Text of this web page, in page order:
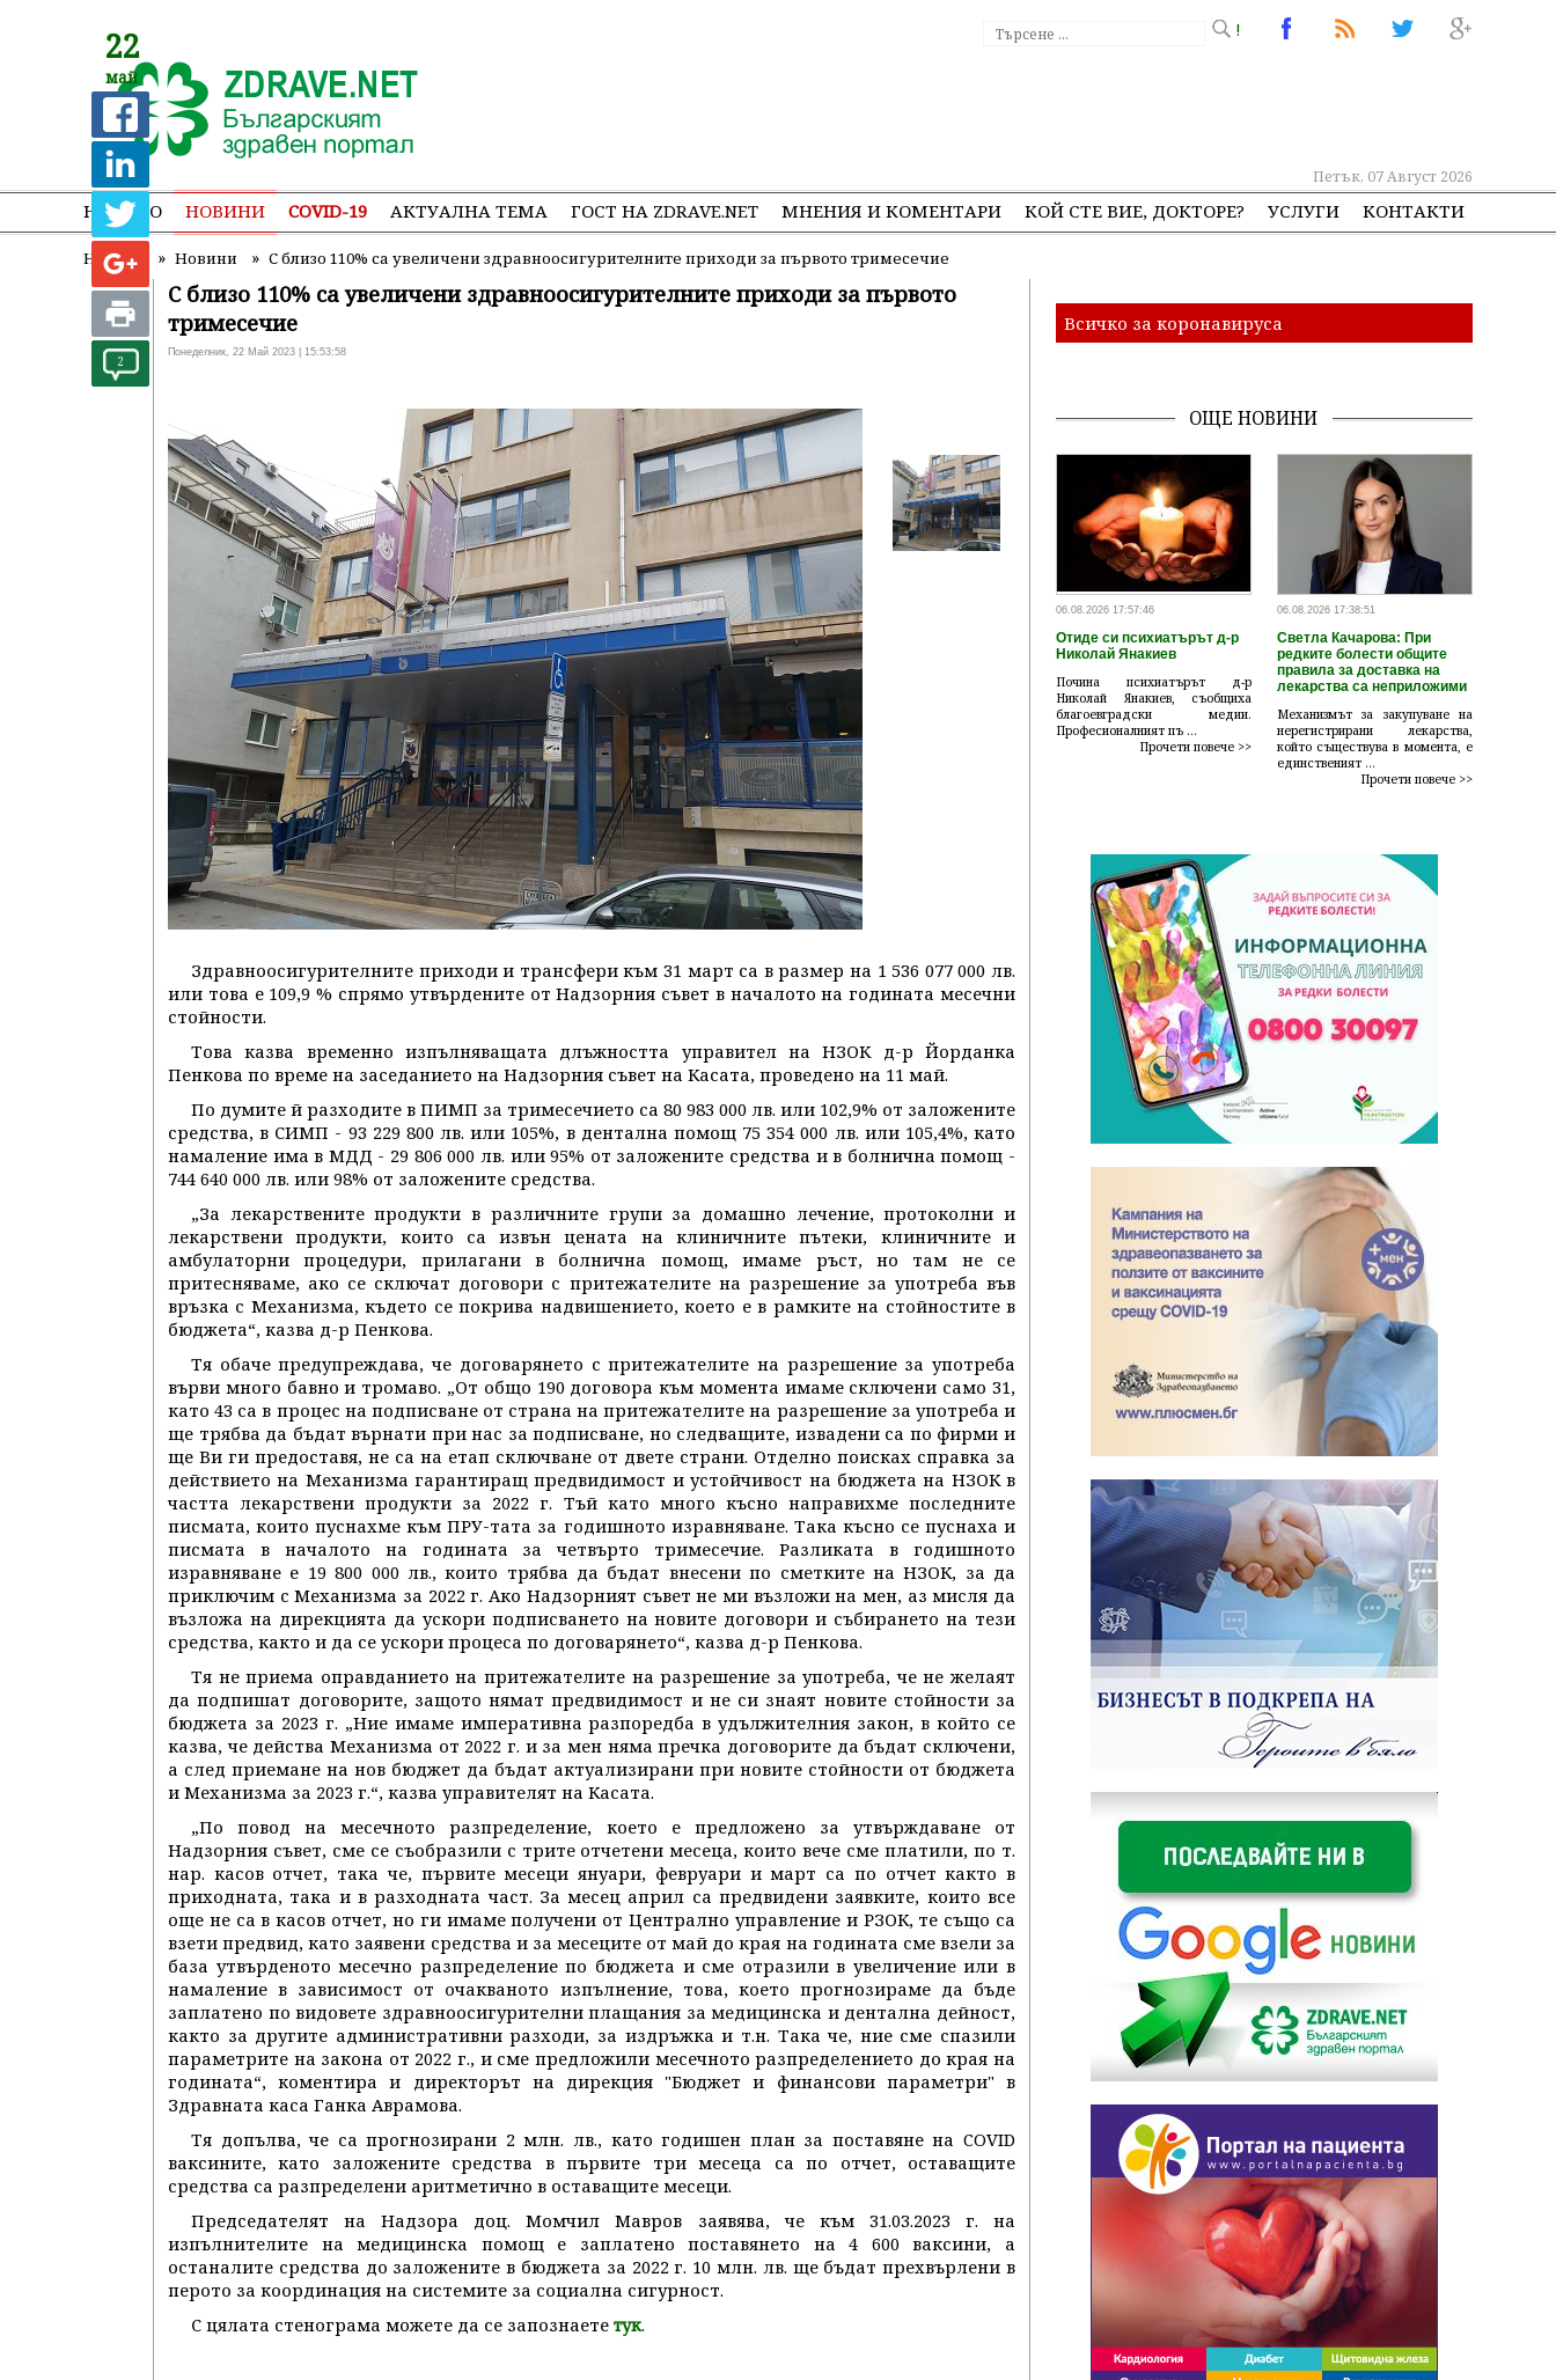
!
Петък, 07 Август 2026
НАЧАЛО НОВИНИ COVID-19 АКТУАЛНА ТЕМА ГОСТ НА ZDRAVE.NET МНЕНИЯ И КОМЕНТАРИ КОЙ СТЕ ВИЕ, ДОКТОРЕ? УСЛУГИ КОНТАКТИ
Начало » Новини » С близо 110% са увеличени здравноосигурителните приходи за първото тримесечие
22
май
2
С близо 110% са увеличени здравноосигурителните приходи за първото
тримесечие
Понеделник, 22 Май 2023 | 15:53:58
Здравноосигурителните приходи и трансфери към 31 март са в размер на 1 536 077 000 лв.
или това е 109,9 % спрямо утвърдените от Надзорния съвет в началото на годината месечни
стойности.
Това казва временно изпълняващата длъжността управител на НЗОК д-р Йорданка
Пенкова по време на заседанието на Надзорния съвет на Касата, проведено на 11 май.
По думите й разходите в ПИМП за тримесечието са 80 983 000 лв. или 102,9% от заложените
средства, в СИМП - 93 229 800 лв. или 105%, в дентална помощ 75 354 000 лв. или 105,4%, като
намаление има в МДД - 29 806 000 лв. или 95% от заложените средства и в болнична помощ -
744 640 000 лв. или 98% от заложените средства.
„За лекарствените продукти в различните групи за домашно лечение, протоколни и
лекарствени продукти, които са извън цената на клиничните пътеки, клиничните и
амбулаторни процедури, прилагани в болнична помощ, имаме ръст, но там не се
притесняваме, ако се сключат договори с притежателите на разрешение за употреба във
връзка с Механизма, където се покрива надвишението, което е в рамките на стойностите в
бюджета“, казва д-р Пенкова.
Тя обаче предупреждава, че договарянето с притежателите на разрешение за употреба
върви много бавно и тромаво. „От общо 190 договора към момента имаме сключени само 31,
като 43 са в процес на подписване от страна на притежателите на разрешение за употреба и
ще трябва да бъдат върнати при нас за подписване, но следващите, извадени са по фирми и
ще Ви ги предоставя, не са на етап сключване от двете страни. Отделно поисках справка за
действието на Механизма гарантиращ предвидимост и устойчивост на бюджета на НЗОК в
частта лекарствени продукти за 2022 г. Тъй като много късно направихме последните
писмата, които пуснахме към ПРУ-тата за годишното изравняване. Така късно се пуснаха и
писмата в началото на годината за четвърто тримесечие. Разликата в годишното
изравняване е 19 800 000 лв., които трябва да бъдат внесени по сметките на НЗОК, за да
приключим с Механизма за 2022 г. Ако Надзорният съвет не ми възложи на мен, аз мисля да
възложа на дирекцията да ускори подписването на новите договори и събирането на тези
средства, както и да се ускори процеса по договарянето“, казва д-р Пенкова.
Тя не приема оправданието на притежателите на разрешение за употреба, че не желаят
да подпишат договорите, защото нямат предвидимост и не си знаят новите стойности за
бюджета за 2023 г. „Ние имаме императивна разпоредба в удължителния закон, в който се
казва, че действа Механизма от 2022 г. и за мен няма пречка договорите да бъдат сключени,
а след приемане на нов бюджет да бъдат актуализирани при новите стойности от бюджета
и Механизма за 2023 г.“, казва управителят на Касата.
„По повод на месечното разпределение, което е предложено за утвърждаване от
Надзорния съвет, сме се съобразили с трите отчетени месеца, които вече сме платили, по т.
нар. касов отчет, така че, първите месеци януари, февруари и март са по отчет както в
приходната, така и в разходната част. За месец април са предвидени заявките, които все
още не са в касов отчет, но ги имаме получени от Централно управление и РЗОК, те също са
взети предвид, като заявени средства и за месеците от май до края на годината сме взели за
база утвърденото месечно разпределение по бюджета и сме отразили в увеличение или в
намаление в зависимост от очакваното изпълнение, това, което прогнозираме да бъде
заплатено по видовете здравноосигурителни плащания за медицинска и дентална дейност,
както за другите административни разходи, за издръжка и т.н. Така че, ние сме спазили
параметрите на закона от 2022 г., и сме предложили месечното разпределението до края на
годината“, коментира и директорът на дирекция "Бюджет и финансови параметри" в
Здравната каса Ганка Аврамова.
Тя допълва, че са прогнозирани 2 млн. лв., като годишен план за поставяне на COVID
ваксините, като заложените средства в първите три месеца са по отчет, оставащите
средства са разпределени аритметично в оставащите месеци.
Председателят на Надзора доц. Момчил Мавров заявява, че към 31.03.2023 г. на
изпълнителите на медицинска помощ е заплатено поставянето на 4 600 ваксини, а
останалите средства до заложените в бюджета за 2022 г. 10 млн. лв. ще бъдат прехвърлени в
перото за координация на системите за социална сигурност.
С цялата стенограма можете да се запознаете тук.
Всичко за коронавируса
ОЩЕ НОВИНИ
06.08.2026 17:57:46
Отиде си психиатърът д-р
Николай Янакиев
Почина психиатърът д-р
Николай Янакиев, съобщиха
благоевградски медии.
Професионалният пъ ...
Прочети повече >>
06.08.2026 17:38:51
Светла Качарова: При
редките болести общите
правила за доставка на
лекарства са неприложими
Механизмът за закупуване на
нерегистрирани лекарства,
който съществува в момента, е
единственият ...
Прочети повече >>